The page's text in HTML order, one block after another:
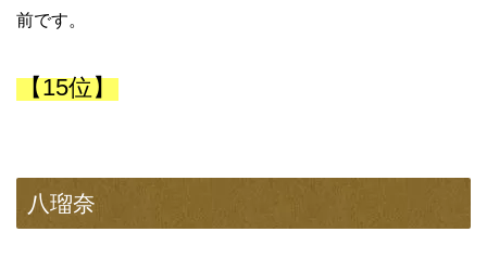
前です。
【15位】
八瑠奈